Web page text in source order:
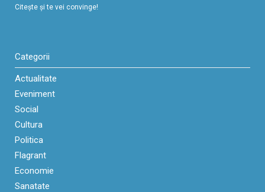
Citeşte şi te vei convinge!
Categorii
Actualitate
Eveniment
Social
Cultura
Politica
Flagrant
Economie
Sanatate